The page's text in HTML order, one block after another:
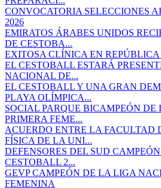
CONVOCATORIA SELECCIONES
2026
EMIRATOS ÁRABES UNIDOS
DE CESTOBA...
EXITOSA CLÍNICA EN
EL CESTOBALL ESTARÁ
NACIONAL DE...
EL CESTOBALL Y UNA GRAN
PLAYA OLÍMPICA...
SOCIAL PARQUE BICAMPEÓN
PRIMERA FEME...
ACUERDO ENTRE LA FACULTAD
FÍSICA DE LA UNI...
DEFENSORES DEL SUD
CESTOBALL 2...
GEVP CAMPEÓN DE LA LIGA
FEMENINA